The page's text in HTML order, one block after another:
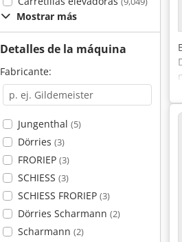
Mostrar más
Detalles de la máquina
Fabricante:
Jungenthal (5)
Dörries (3)
FRORIEP (3)
SCHIESS (3)
SCHIESS FRORIEP (3)
Dörries Scharmann (2)
Scharmann (2)